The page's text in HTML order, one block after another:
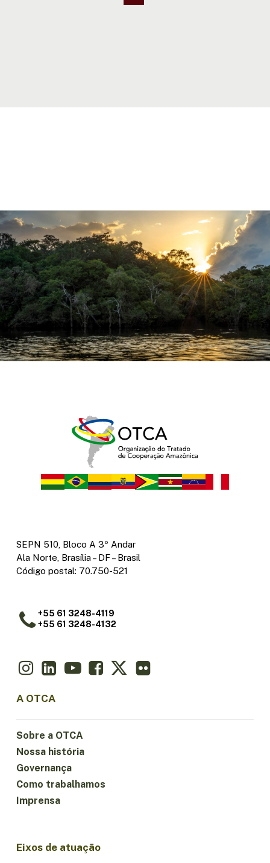
SEPN 510, Bloco A 3º Andar
Ala Norte, Brasília – DF – Brasil
Código postal: 70.750-521
+55 61 3248-4119
+55 61 3248-4132
A OTCA
Sobre a OTCA
Nossa história
Governança
Como trabalhamos
Imprensa
Eixos de atuação